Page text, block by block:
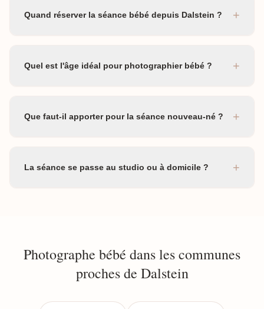
Quand réserver la séance bébé depuis Dalstein ? +
Quel est l'âge idéal pour photographier bébé ? +
Que faut-il apporter pour la séance nouveau-né ? +
La séance se passe au studio ou à domicile ? +
Photographe bébé dans les communes
proches de Dalstein